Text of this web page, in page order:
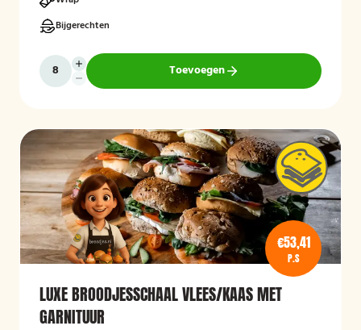
Bijgerechten
Toevoegen
€53,41
P.S
LUXE BROODJESSCHAAL VLEES/KAAS MET
GARNITUUR